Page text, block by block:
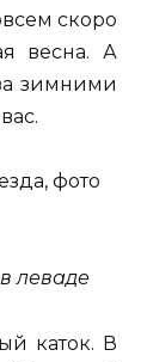
скоро
весна. А
зимними
леваде
каток. В